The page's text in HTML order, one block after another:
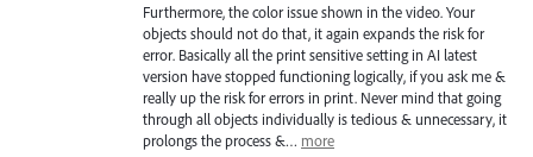
Furthermore, the color issue shown in the video. Your
objects should not do that, it again expands the risk for
error. Basically all the print sensitive setting in AI latest
version have stopped functioning logically, if you ask me &
really up the risk for errors in print. Never mind that going
through all objects individually is tedious & unnecessary, it
prolongs the process &… more